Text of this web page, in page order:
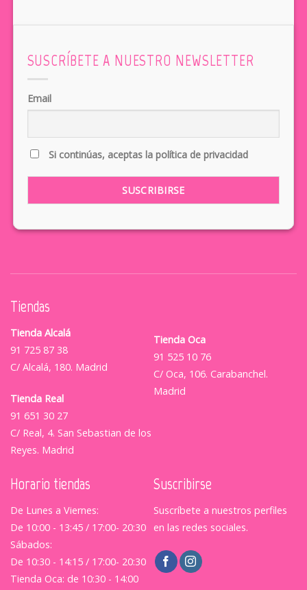
SUSCRÍBETE A NUESTRO NEWSLETTER
Email
Si continúas, aceptas la política de privacidad
Tiendas
Tienda Alcalá
91 725 87 38
C/ Alcalá, 180. Madrid
Tienda Real
91 651 30 27
C/ Real, 4. San Sebastian de los
Reyes. Madrid
Tienda Oca
91 525 10 76
C/ Oca, 106. Carabanchel.
Madrid
Horario tiendas
De Lunes a Viernes:
De 10:00 - 13:45 / 17:00- 20:30
Sábados:
De 10:30 - 14:15 / 17:00- 20:30
Tienda Oca: de 10:30 - 14:00
Suscribirse
Suscríbete a nuestros perfiles
en las redes sociales.